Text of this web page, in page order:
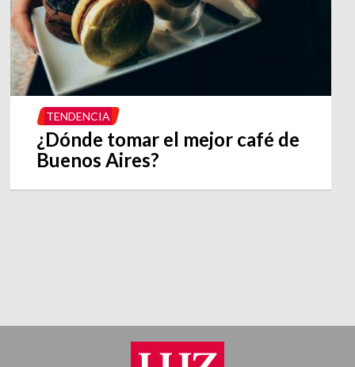
TENDENCIA
¿Dónde tomar el mejor café de
Buenos Aires?